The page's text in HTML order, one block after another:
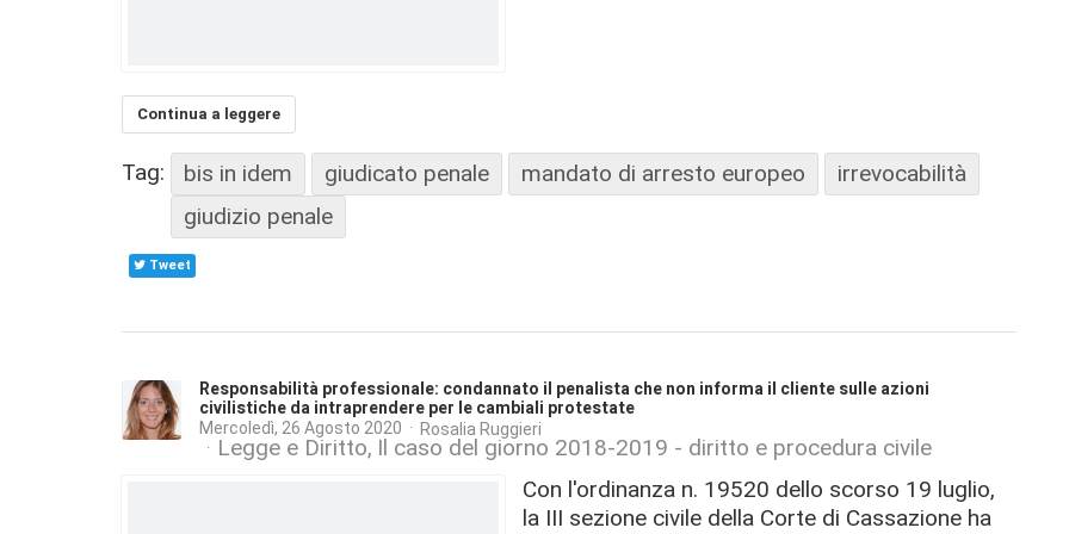
Continua a leggere
Tag: bis in idem giudicato penale mandato di arresto europeo
irrevocabilità
giudizio penale
Tweet
Responsabilità professionale: condannato il penalista che non informa il cliente sulle azioni
civilistiche da intraprendere per le cambiali protestate
Mercoledì, 26 Agosto 2020 Rosalia Ruggieri
Legge e Diritto Il caso del giorno 2018-2019 - diritto e procedura civile
Con l'ordinanza n. 19520 dello scorso 19 luglio,
la III sezione civile della Corte di Cassazione ha